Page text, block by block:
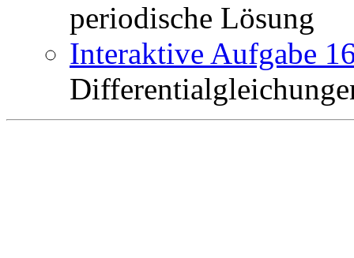
periodische Lösung
Interaktive Aufgabe